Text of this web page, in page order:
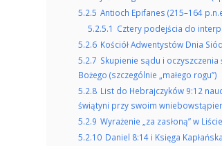
5.2.5 Antioch Epifanes (215–164
5.2.5.1 Cztery podejścia do
5.2.6 Kościół Adwentystów Dnia
5.2.7 Skupienie sądu i
Bożego (szczególnie „małego rogu”)
5.2.8 List do Hebrajczyków 9:12
świątyni przy swoim
5.2.9 Wyrażenie „za zasłoną” w
5.2.10 Daniel 8:14 i Księga